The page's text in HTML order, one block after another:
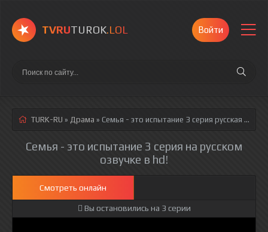
TVRUTUROK.LOL Войти
TURK-RU » Драма » Семья - это испытание 3 серия русская озвучка полностью смотреть онлайн!
Семья - это испытание 3 серия на русском
озвучке в hd!
Смотреть онлайн
Вы остановились на 3 серии